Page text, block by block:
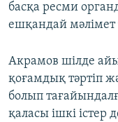
басқа ресми
ешқандай
Акрамов шілде
қоғамдық тәртіп
болып
қаласы ішкі істер